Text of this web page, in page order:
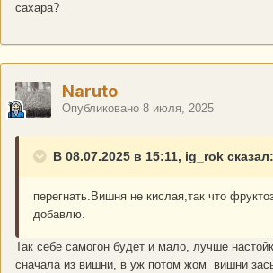
сахара?
Naruto
Опубликовано 8 июля, 2025
В 08.07.2025 в 15:11, ig_rok сказал:
перегнать.Вишня не кислая,так что
добавлю.
Так себе самогон будет и мало, лучше
сначала из вишни, в уж потом жом вишни